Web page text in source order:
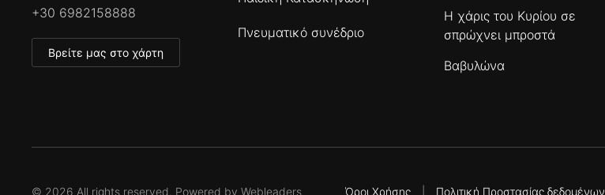
+30 6982158888
Βρείτε μας στο χάρτη
Πνευματικό συνέδριο
Η χάρις του Κυρίου σε
σπρώχνει μπροστά
Βαβυλώνα
© 2026 All rights reserved. Powered by Webleaders Όροι Χρήσης| Πολιτική Προστασίας δεδομένων